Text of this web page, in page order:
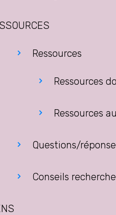
Ressources
Ressources
Ressources
Questions/
Conseils recherche